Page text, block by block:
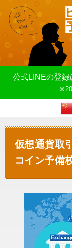
公式LINEの登録
仮想通貨取
コイン予備